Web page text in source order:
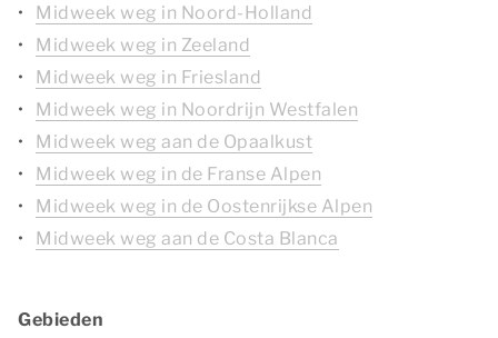
Midweek weg in Noord-Holland
Midweek weg in Zeeland
Midweek weg in Friesland
Midweek weg in Noordrijn Westfalen
Midweek weg aan de Opaalkust
Midweek weg in de Franse Alpen
Midweek weg in de Oostenrijkse Alpen
Midweek weg aan de Costa Blanca
Gebieden